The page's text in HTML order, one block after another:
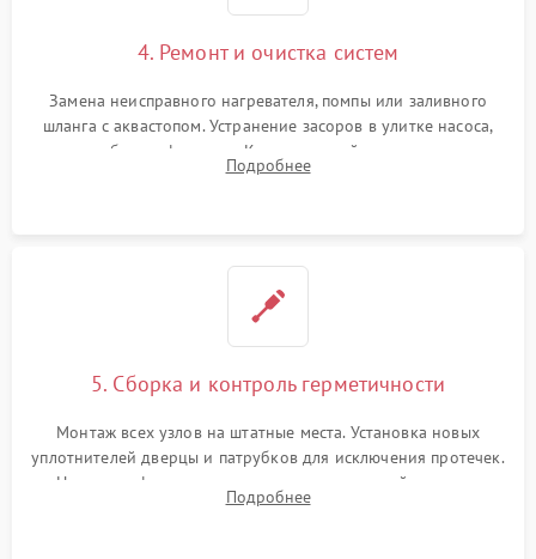
4. Ремонт и очистка систем
Замена неисправного нагревателя, помпы или заливного
шланга с аквастопом. Устранение засоров в улитке насоса,
патрубках и фильтрах. Компонентный ремонт платы
управления, восстановление поврежденной проводки.
Подробнее
5. Сборка и контроль герметичности
Монтаж всех узлов на штатные места. Установка новых
уплотнителей дверцы и патрубков для исключения протечек.
Надежная фиксация хомутов гидравлической системы,
сборка корпуса и установка датчика поплавка.
Подробнее